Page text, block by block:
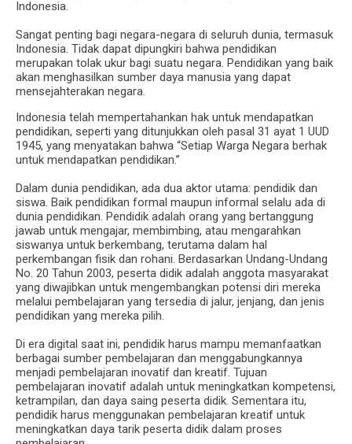
Indonesia.
Sangat penting bagi negara-negara di seluruh dunia, termasuk
Indonesia. Tidak dapat dipungkiri bahwa pendidikan
merupakan tolak ukur bagi suatu negara. Pendidikan yang baik
akan menghasilkan sumber daya manusia yang dapat
mensejahterakan negara.
Indonesia telah mempertahankan hak untuk mendapatkan
pendidikan, seperti yang ditunjukkan oleh pasal 31 ayat 1 UUD
1945, yang menyatakan bahwa “Setiap Warga Negara berhak
untuk mendapatkan pendidikan.”
Dalam dunia pendidikan, ada dua aktor utama: pendidik dan
siswa. Baik pendidikan formal maupun informal selalu ada di
dunia pendidikan. Pendidik adalah orang yang bertanggung
jawab untuk mengajar, membimbing, atau mengarahkan
siswanya untuk berkembang, terutama dalam hal
perkembangan fisik dan rohani. Berdasarkan Undang-Undang
No. 20 Tahun 2003, peserta didik adalah anggota masyarakat
yang diwajibkan untuk mengembangkan potensi diri mereka
melalui pembelajaran yang tersedia di jalur, jenjang, dan jenis
pendidikan yang mereka pilih.
Di era digital saat ini, pendidik harus mampu memanfaatkan
berbagai sumber pembelajaran dan menggabungkannya
menjadi pembelajaran inovatif dan kreatif. Tujuan
pembelajaran inovatif adalah untuk meningkatkan kompetensi,
ketrampilan, dan daya saing peserta didik. Sementara itu,
pendidik harus menggunakan pembelajaran kreatif untuk
meningkatkan daya tarik peserta didik dalam proses